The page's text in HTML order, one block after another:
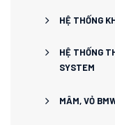
HỆ THỐNG
HỆ THỐNG
SYSTEM
MÂM, VỎ